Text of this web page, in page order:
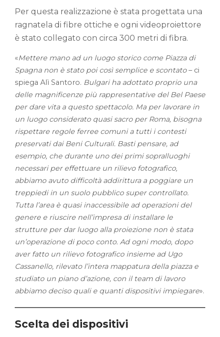
Per questa realizzazione è stata progettata una
ragnatela di fibre ottiche e ogni videoproiettore
è stato collegato con circa 300 metri di fibra.
«Mettere mano ad un luogo storico come Piazza di
Spagna non è stato poi così semplice e scontato– ci
spiega Alì Santoro. Bulgari ha adottato proprio una
delle magnificenze più rappresentative del Bel Paese
per dare vita a questo spettacolo. Ma per lavorare in
un luogo considerato quasi sacro per Roma, bisogna
rispettare regole ferree comuni a tutti i contesti
preservati dai Beni Culturali. Basti pensare, ad
esempio, che durante uno dei primi sopralluoghi
necessari per effettuare un rilievo fotografico,
abbiamo avuto difficoltà addirittura a poggiare un
treppiedi in un suolo pubblico super controllato.
Tutta l’area è quasi inaccessibile ad operazioni del
genere e riuscire nell’impresa di installare le
strutture per dar luogo alla proiezione non è stata
un’operazione di poco conto. Ad ogni modo, dopo
aver fatto un rilievo fotografico insieme ad Ugo
Cassanello, rilevato l’intera mappatura della piazza e
studiato un piano d’azione, con il team di lavoro
abbiamo deciso quali e quanti dispositivi impiegare».
Scelta dei dispositivi